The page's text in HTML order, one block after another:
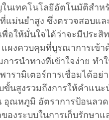
นเทคโนโลยีอัตโนมัติสำห
ม่นยำสูง ซึ่งตรวจสอบแล
พื่อให้มั่นใจได้ว่าจะมีประ
ผงควบคุมที่บูรณาการเข้า
ารนำทางที่เข้าใจง่าย ทำ
รามิเตอร์การเชื่อมได้อย่า
นสูงรวมถึงการให้คำแนะ
อุณหภูมิ อัตราการป้อนลว
องระบบในการเก็บรักษาแ